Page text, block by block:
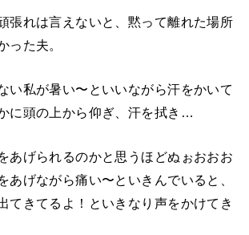
張れは言えないと、黙って離れた場所
った夫。
い私が暑い〜といいながら汗をかいて
に頭の上から仰ぎ、汗を拭き …
あげられるのかと思うほどぬぉおおお
あげながら痛い〜といきんでいると、
てきてるよ！といきなり声をかけてき